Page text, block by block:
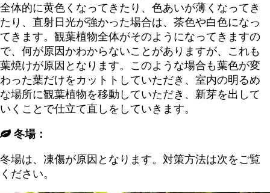
全体的に黄色くなってきたり、色あいが薄くなってき
たり、直射日光が強かった場合は、茶色や白色になっ
てきます。観葉植物全体がそのようになってきますの
で、何が原因かわからないことがありますが、これも
葉焼けが原因となります。このような場合も葉色が変
わった葉だけをカットトしていただき、室内の明るめ
な場所に観葉植物を移動していただき、新芽を出して
いくことで仕立て直しをしていきます。
冬場：
冬場は、凍傷が原因となります。対策方法は次をご覧
ください。